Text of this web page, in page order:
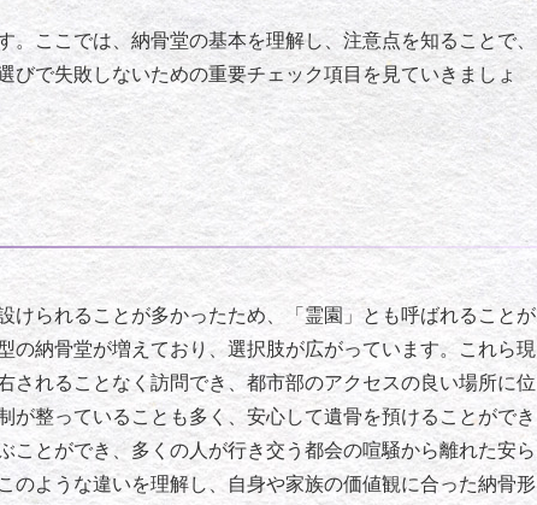
。ここでは、納骨堂の基本を理解し、注意点を知ることで、
で失敗しないための重要チェック項目を見ていきましょ
られることが多かったため、「霊園」とも呼ばれることが
の納骨堂が増えており、選択肢が広がっています。これら現
れることなく訪問でき、都市部のアクセスの良い場所に位
整っていることも多く、安心して遺骨を預けることができ
ことができ、多くの人が行き交う都会の喧騒から離れた安ら
のような違いを理解し、自身や家族の価値観に合った納骨形